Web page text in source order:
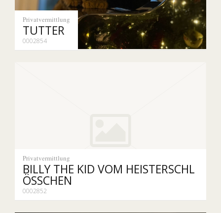
Privatvermittlung
TUTTER
0002854
Privatvermittlung
BILLY THE KID VOM HEISTERSCHL
ÖSSCHEN
0002852